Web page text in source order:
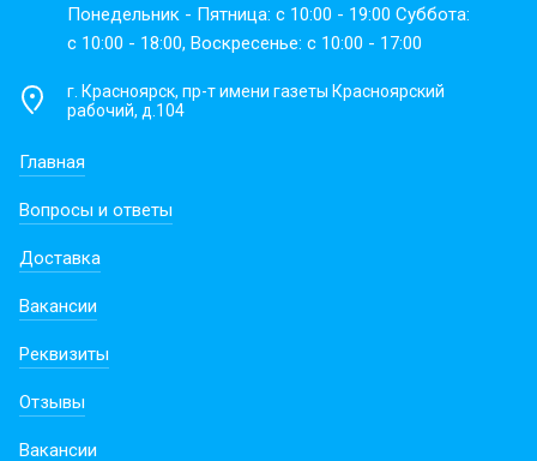
Понедельник - Пятница: с 10:00 - 19:00 Суббота:
с 10:00 - 18:00, Воскресенье: с 10:00 - 17:00
г. Красноярск, пр-т имени газеты Красноярский
рабочий, д.104
Главная
Вопросы и ответы
Доставка
Вакансии
Реквизиты
Отзывы
Вакансии